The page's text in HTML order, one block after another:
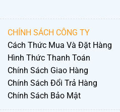
CHÍNH SÁCH CÔNG TY
Cách Thức Mua Và Đặt Hàng
Hình Thức Thanh Toán
Chính Sách Giao Hàng
Chính Sách Đổi Trả Hàng
Chính Sách Bảo Mật